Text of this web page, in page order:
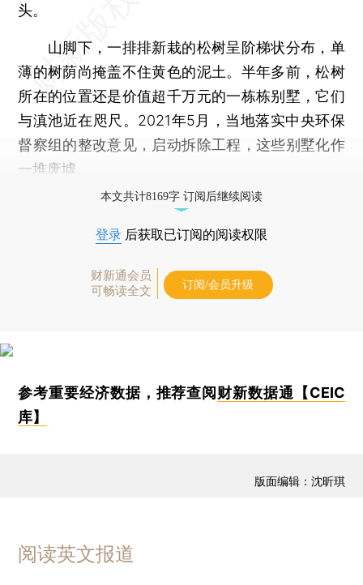
头。
山脚下，一排排新栽的松树呈阶梯状分布，单
薄的树荫尚掩盖不住黄色的泥土。半年多前，松树
所在的位置还是价值超千万元的一栋栋别墅，它们
与滇池近在咫尺。2021年5月，当地落实中央环保
督察组的整改意见，启动拆除工程，这些别墅化作
一堆废墟。
本文共计8169字 订阅后继续阅读
登录 后获取已订阅的阅读权限
财新通会员
可畅读全文
订阅/会员升级
参考重要经济数据，推荐查阅 财新数据通【CEIC
库】
版面编辑：沈昕琪
阅读英文报道